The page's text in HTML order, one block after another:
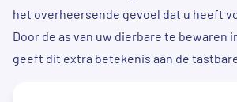
het overheersende gevoel dat u heeft
Door de as van uw dierbare te bewaren
geeft dit extra betekenis aan de